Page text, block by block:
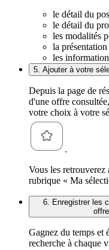
le détail du
le détail du
les modalités
la
les
5. Ajouter à votre
Depuis la page de
d'une offre
votre choix à votre
.
Vous les retrouverez
rubrique « Ma
6. Enregistrer les
Gagnez du temps et
recherche à chaque